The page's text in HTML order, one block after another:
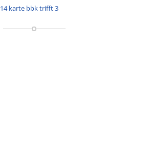
14 karte bbk trifft 3